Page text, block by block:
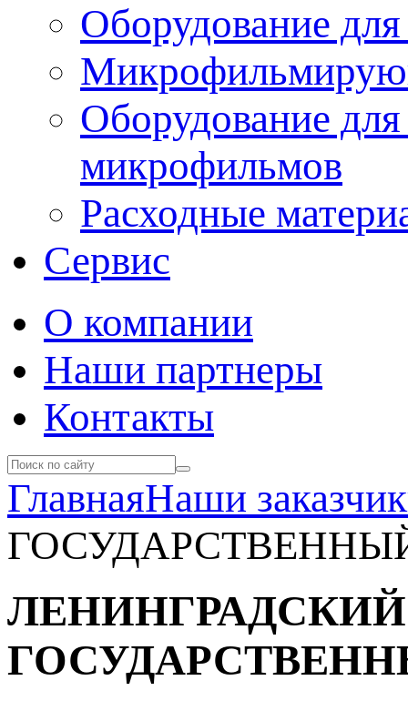
Оборудование
Оборудование
микрофильмов
Расходные
Сервис
О компании
Наши партнеры
Контакты
ГлавнаяНаши